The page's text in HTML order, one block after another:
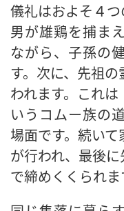
儀礼はおよそ４
男が雄鶏を捕ま
ながら、子孫の
す。次に、先祖
われます。これ
いうコムー族の
場面です。続い
が行われ、最後
で締めくくられま